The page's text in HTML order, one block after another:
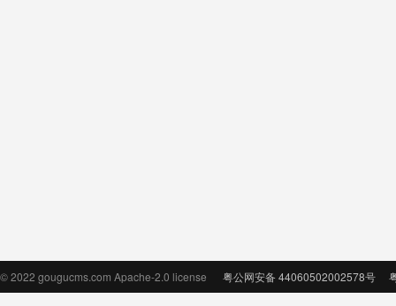
© 2022 gougucms.com Apache-2.0 license 粤公网安备 44060502002578号